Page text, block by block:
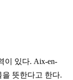
이 있다. Aix-en-
을 뜻한다고 한다.